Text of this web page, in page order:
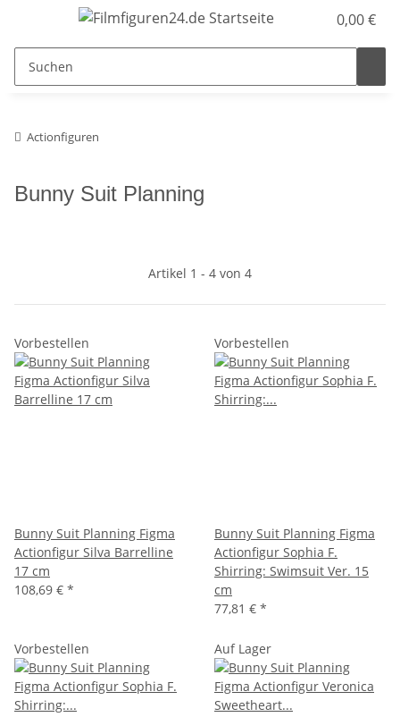
0,00 €
Actionfiguren
Bunny Suit Planning
Artikel 1 - 4 von 4
Vorbestellen
Bunny Suit Planning Figma
Actionfigur Silva Barrelline
17 cm
108,69 € *
Vorbestellen
Bunny Suit Planning Figma
Actionfigur Sophia F.
Shirring: Swimsuit Ver. 15
cm
77,81 € *
Vorbestellen Auf Lager